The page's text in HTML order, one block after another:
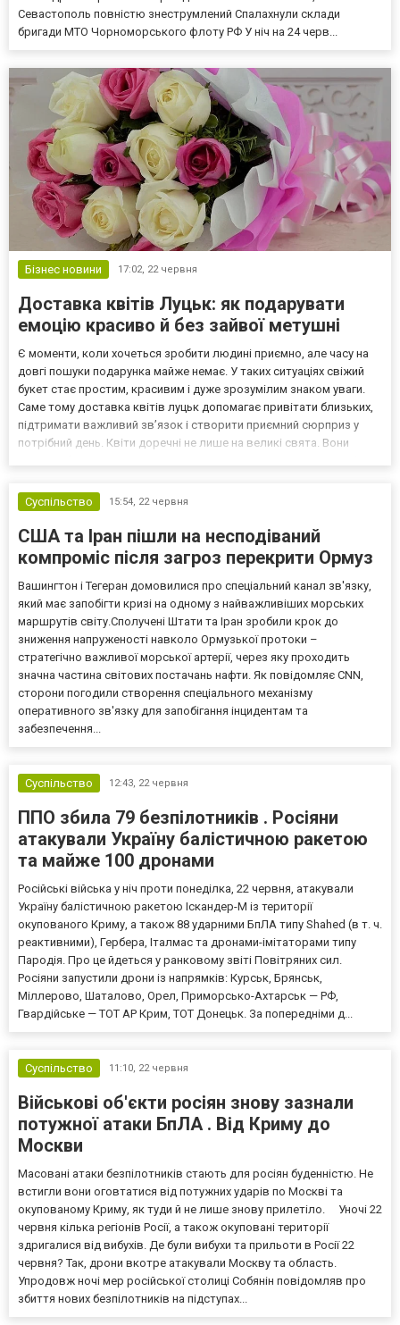
Севастополь повністю знеструмлений Спалахнули склади
бригади МТО Чорноморського флоту РФ У ніч на 24 черв...
Бізнес новини 17:02, 22 червня
Доставка квітів Луцьк: як подарувати
емоцію красиво й без зайвої метушні
Є моменти, коли хочеться зробити людині приємно, але часу на
довгі пошуки подарунка майже немає. У таких ситуаціях свіжий
букет стає простим, красивим і дуже зрозумілим знаком уваги.
Саме тому доставка квітів луцьк допомагає привітати близьких,
підтримати важливий зв’язок і створити приємний сюрприз у
потрібний день. Квіти доречні не лише на великі свята. Вони
Суспільство
15:54, 22 червня
США та Іран пішли на несподіваний
компроміс після загроз перекрити Ормуз
Вашингтон і Тегеран домовилися про спеціальний канал зв'язку,
який має запобігти кризі на одному з найважливіших морських
маршрутів світу.Сполучені Штати та Іран зробили крок до
зниження напруженості навколо Ормузької протоки –
стратегічно важливої морської артерії, через яку проходить
значна частина світових постачань нафти. Як повідомляє CNN,
сторони погодили створення спеціального механізму
оперативного зв'язку для запобігання інцидентам та
забезпечення...
Суспільство 12:43, 22 червня
ППО збила 79 безпілотників . Росіяни
атакували Україну балістичною ракетою
та майже 100 дронами
Російські війська у ніч проти понеділка, 22 червня, атакували
Україну балістичною ракетою Іскандер-М із території
окупованого Криму, а також 88 ударними БпЛА типу Shahed (в т. ч.
реактивними), Гербера, Італмас та дронами-імітаторами типу
Пародія. Про це йдеться у ранковому звіті Повітряних сил.
Росіяни запустили дрони із напрямків: Курськ, Брянськ,
Міллерово, Шаталово, Орел, Приморсько-Ахтарськ — РФ,
Гвардійське — ТОТ АР Крим, ТОТ Донецьк. За попередніми д...
Суспільство 11:10, 22 червня
Військові об'єкти росіян знову зазнали
потужної атаки БпЛА . Від Криму до
Москви
Масовані атаки безпілотників стають для росіян буденністю. Не
встигли вони оговтатися від потужних ударів по Москві та
окупованому Криму, як туди й не лише знову прилетіло. Уночі 22
червня кілька регіонів Росії, а також окуповані території
здригалися від вибухів. Де були вибухи та прильоти в Росії 22
червня? Так, дрони вкотре атакували Москву та область.
Упродовж ночі мер російської столиці Собянін повідомляв про
збиття нових безпілотників на підступах...